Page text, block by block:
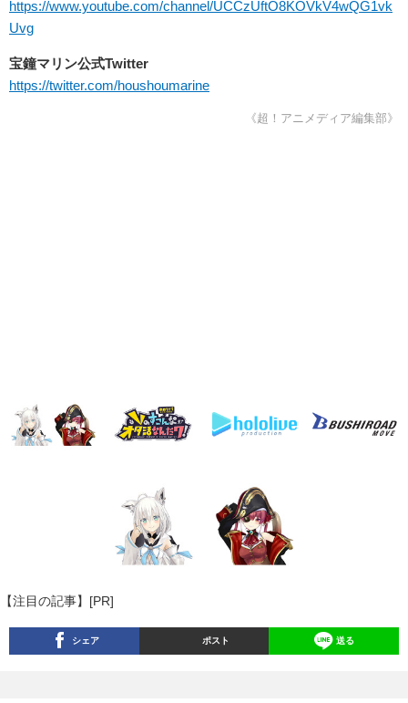
https://www.youtube.com/channel/UCCzUftO8KOVkV4wQG1vk
Uvg
宝鐘マリン公式Twitter
https://twitter.com/houshoumarine
《超！アニメディア編集部》
【注目の記事】[PR]
シェア ポスト 送る